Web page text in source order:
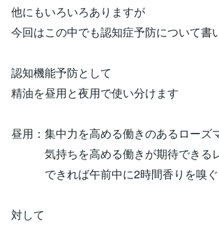
他にもいろいろありますが
今回はこの中でも認知症予防について書
認知機能予防として
精油を昼用と夜用で使い分けます
昼用：集中力を高める働きのあるローズ
気持ちを高める働きが期待できる
できれば午前中に2時間香りを嗅ぐ
対して